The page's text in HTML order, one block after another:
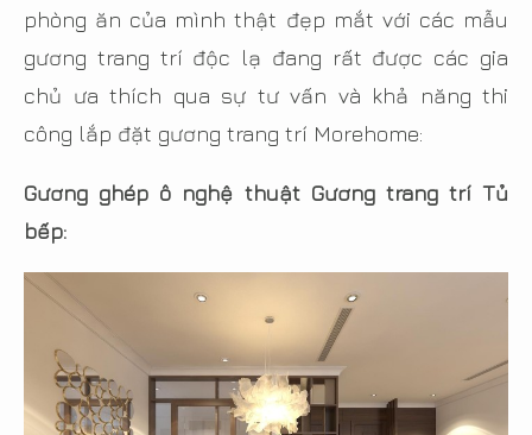
phòng ăn của mình thật đẹp mắt với các mẫu
gương trang trí độc lạ đang rất được các gia
chủ ưa thích qua sự tư vấn và khả năng thi
công lắp đặt gương trang trí Morehome:
Gương ghép ô nghệ thuật Gương trang trí Tủ
bếp: